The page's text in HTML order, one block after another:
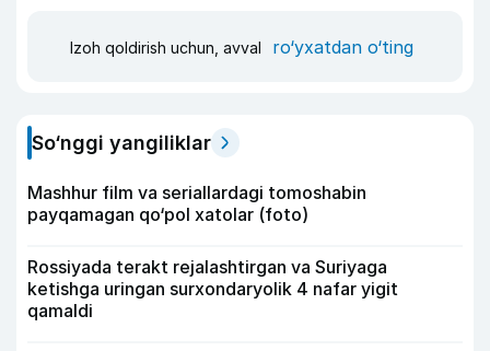
Izoh qoldirish uchun, avval ro‘yxatdan o‘ting
So‘nggi yangiliklar
Mashhur film va seriallardagi tomoshabin
payqamagan qo‘pol xatolar (foto)
Rossiyada terakt rejalashtirgan va Suriyaga
ketishga uringan surxondaryolik 4 nafar yigit
qamaldi